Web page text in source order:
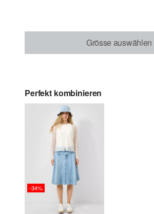
Grösse auswählen
Perfekt kombinieren
-34%